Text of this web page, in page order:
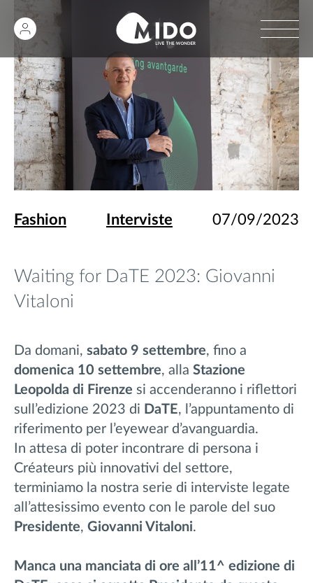
Fashion Interviste 07/09/2023
Waiting for DaTE 2023: Giovanni
Vitaloni
Da domani, sabato 9 settembre, fino a
domenica 10 settembre, alla Stazione
Leopolda di Firenze si accenderanno i riflettori
sull’edizione 2023 di DaTE, l’appuntamento di
riferimento per l’eyewear d’avanguardia.
In attesa di poter incontrare di persona i
Créateurs più innovativi del settore,
terminiamo la nostra serie di interviste legate
all’attesissimo evento con le parole del suo
Presidente, Giovanni Vitaloni.
Manca una manciata di ore all’11^ edizione di